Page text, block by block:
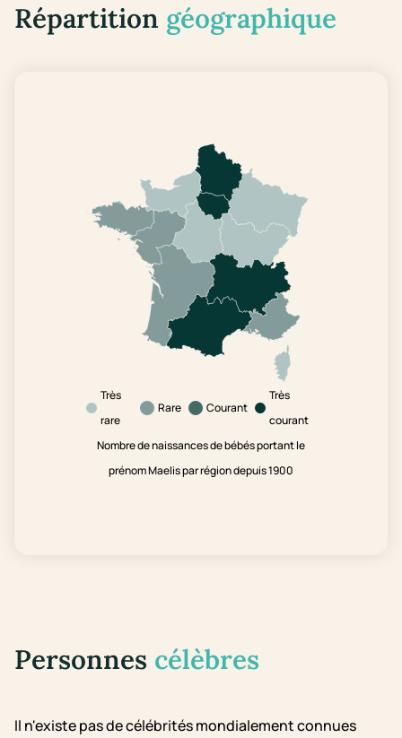
Répartition géographique
Très
rare
Rare Courant
Très
courant
Nombre de naissances de bébés portant le
prénom Maelis par région depuis 1900
Personnes célèbres
Il n'existe pas de célébrités mondialement connues